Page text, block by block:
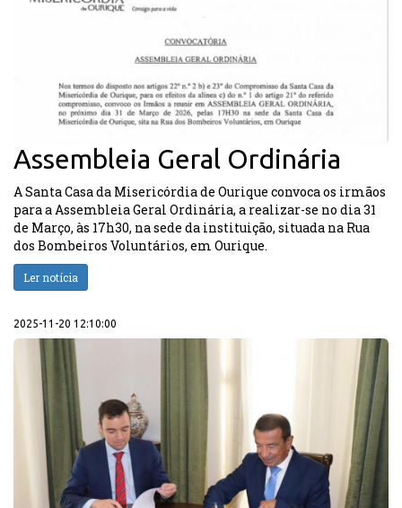
Assembleia Geral Ordinária
A Santa Casa da Misericórdia de Ourique convoca os irmãos
para a Assembleia Geral Ordinária, a realizar-se no dia 31
de Março, às 17h30, na sede da instituição, situada na Rua
dos Bombeiros Voluntários, em Ourique.
Ler notícia
2025-11-20 12:10:00